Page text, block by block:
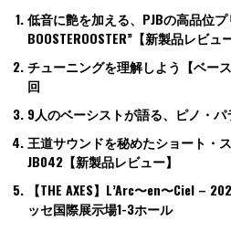
低音に艶を加える、PJBの高品位
BOOSTEROOSTER”【新製品レビュ
チューニングを理解しよう【ベー
回
9人のベーシストが語る、ピノ・
王道サウンドを秘めたショート・ス
JB042【新製品レビュー】
【THE AXES】L’Arc〜en〜Ciel –
ッセ国際展示場1-3ホール